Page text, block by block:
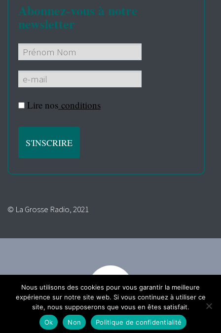
Abonnez-vous à notre
newsletter
Lire nos conditions
© La Grosse Radio, 2021
Nous utilisons des cookies pour vous garantir la meilleure
expérience sur notre site web. Si vous continuez à utiliser ce
site, nous supposerons que vous en êtes satisfait.
Ok
Non Politique de confidentialité